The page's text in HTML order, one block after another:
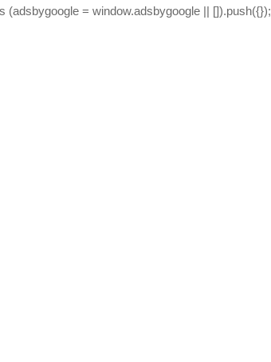
(adsbygoogle = window.adsbygoogle || []).push({});